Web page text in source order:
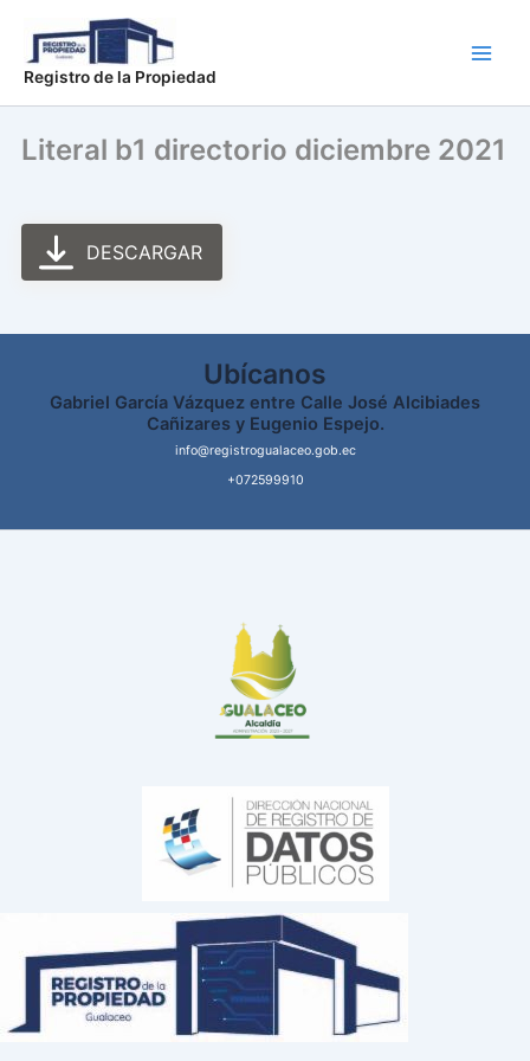
contenido
Registro de la Propiedad
Literal b1 directorio diciembre 2021
DESCARGAR
Ubícanos
Gabriel García Vázquez entre Calle José Alcibiades
Cañizares y Eugenio Espejo.
info@registrogualaceo.gob.ec
+072599910